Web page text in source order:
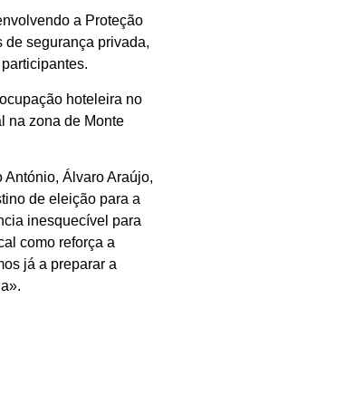
a Proteção
de segurança privada,
hoteleira no
na zona de Monte
Álvaro Araújo,
de eleição para a
inesquecível para
como reforça a
já a preparar a